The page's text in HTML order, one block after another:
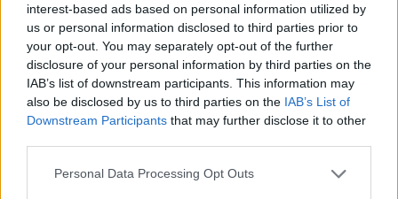
interest-based ads based on personal information utilized by
us or personal information disclosed to third parties prior to
your opt-out. You may separately opt-out of the further
disclosure of your personal information by third parties on the
IAB’s list of downstream participants. This information may
also be disclosed by us to third parties on the IAB’s List of
Downstream Participants that may further disclose it to other
Personal Data Processing Opt Outs
Tabex
03-09-2019 | Vrouw | 45
Cytisine
Stoppen met roken
Effectiviteit
Hoeveelheid bijwerkingen